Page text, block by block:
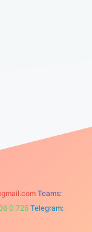
Teams:
0 726 Telegram: